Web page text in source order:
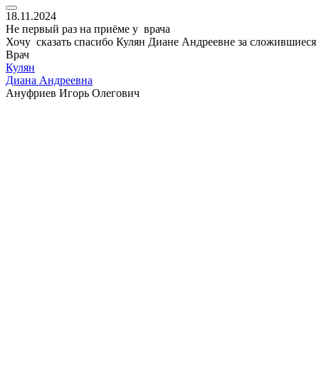
18.11.2024
Не первый раз на приёме у врача
Хочу сказать спасибо Кулян Диане Андреевне за
Врач
Кулян
Диана Андреевна
Ануфриев Игорь Олегович